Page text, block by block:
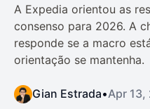
A Expedia orientou as
consenso para 2026. A
responde se a macro
orientação se mantenha.
Gian Estrada•Apr 13,